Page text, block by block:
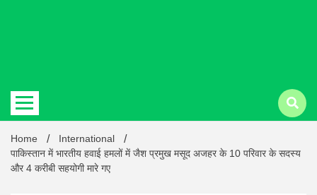
Latest
Home
International
पाकिस्तान में भारतीय हवाई हमलों में जैश प्रमुख मसूद अजहर के 10 परिवार के सदस्य
और 4 करीबी सहयोगी मारे गए